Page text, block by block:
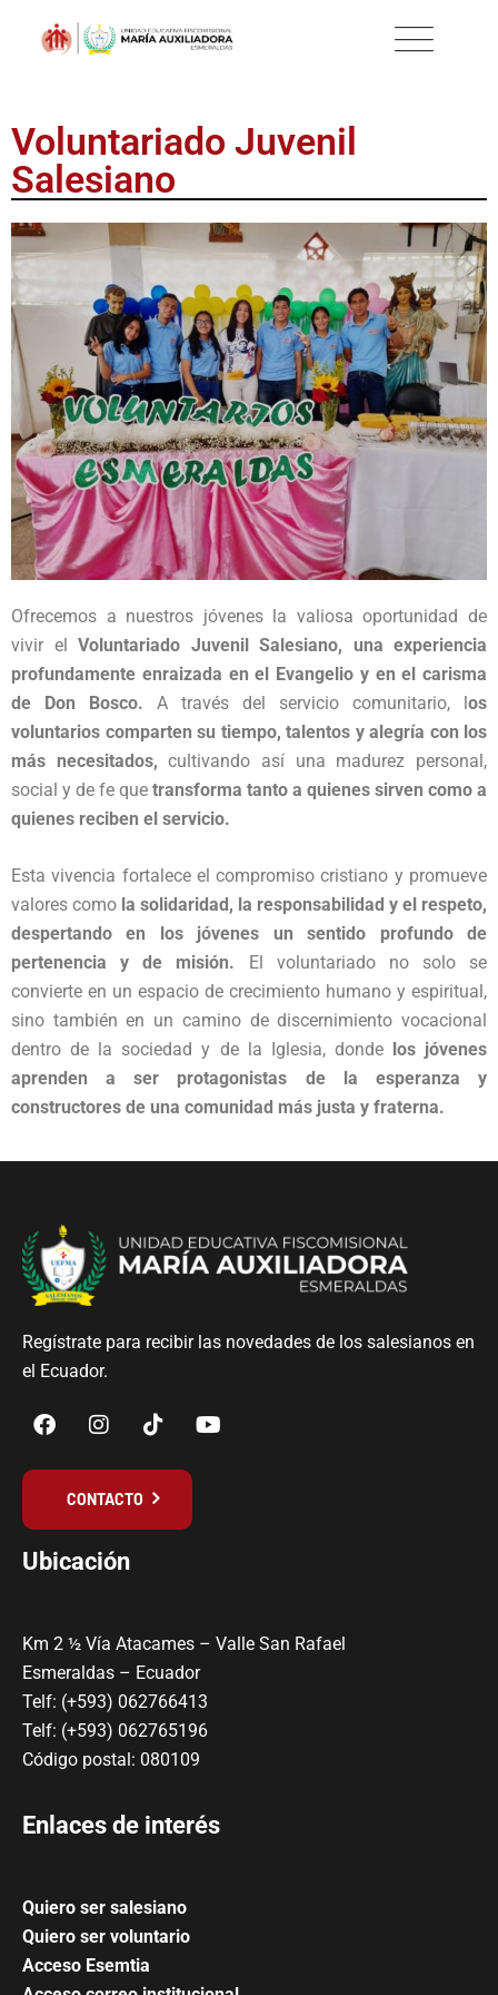
Voluntariado Juvenil
Salesiano
Ofrecemos a nuestros jóvenes la valiosa oportunidad de
vivir el Voluntariado Juvenil Salesiano, una experiencia
profundamente enraizada en el Evangelio y en el carisma
de Don Bosco. A través del servicio comunitario, los
voluntarios comparten su tiempo, talentos y alegría con los
más necesitados, cultivando así una madurez personal,
social y de fe que transforma tanto a quienes sirven como a
quienes reciben el servicio.
Esta vivencia fortalece el compromiso cristiano y promueve
valores como la solidaridad, la responsabilidad y el respeto,
despertando en los jóvenes un sentido profundo de
pertenencia y de misión. El voluntariado no solo se
convierte en un espacio de crecimiento humano y espiritual,
sino también en un camino de discernimiento vocacional
dentro de la sociedad y de la Iglesia, donde los jóvenes
aprenden a ser protagonistas de la esperanza y
constructores de una comunidad más justa y fraterna.
Regístrate para recibir las novedades de los salesianos en
el Ecuador.
CONTACTO
Ubicación
Km 2 ½ Vía Atacames – Valle San Rafael
Esmeraldas – Ecuador
Telf: (+593) 062766413
Telf: (+593) 062765196
Código postal: 080109
Enlaces de interés
Quiero ser salesiano
Quiero ser voluntario
Acceso Esemtia